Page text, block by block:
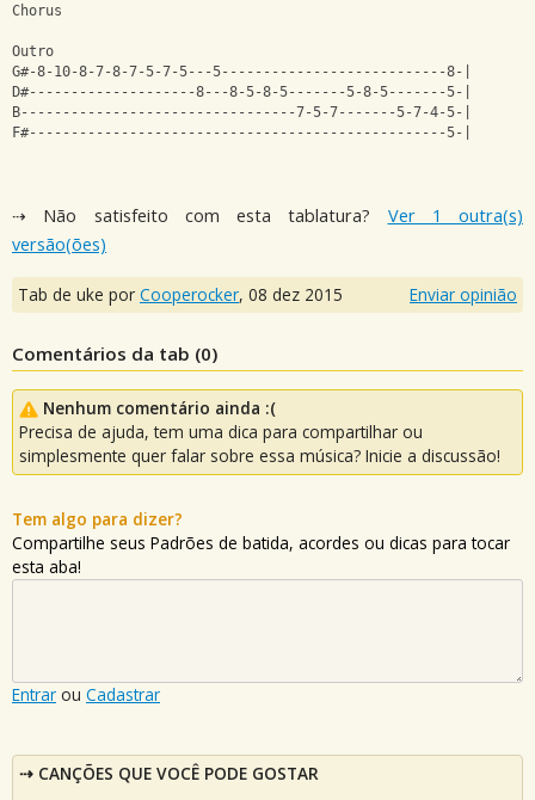
Chorus
Outro
G#-8-10-8-7-8-7-5-7-5---5---------------------------8-|
D#--------------------8---8-5-8-5-------5-8-5-------5-|
B---------------------------------7-5-7-------5-7-4-5-|
F#--------------------------------------------------5-|
⇢ Não satisfeito com esta tablatura? Ver 1 outra(s)
versão(ões)
Tab de uke por Cooperocker, 08 dez 2015 Enviar opinião
Comentários da tab (0)
Nenhum comentário ainda :(
Precisa de ajuda, tem uma dica para compartilhar ou
simplesmente quer falar sobre essa música? Inicie a discussão!
Tem algo para dizer?
Compartilhe seus Padrões de batida, acordes ou dicas para tocar
esta aba!
Entrar ou Cadastrar
CANÇÕES QUE VOCÊ PODE GOSTAR